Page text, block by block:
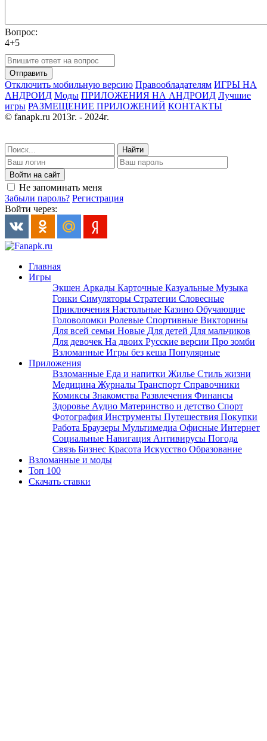
Вопрос:
4+5
Отправить
Отключить мобильную версию Правообладателям ИГРЫ НА
АНДРОИД Моды ПРИЛОЖЕНИЯ НА АНДРОИД Лучшие
игры РАЗМЕЩЕНИЕ ПРИЛОЖЕНИЙ КОНТАКТЫ
© fanapk.ru 2013г. - 2024г.
Найти
Войти на сайт
Не запоминать меня
Забыли пароль? Регистрация
Войти через:
Главная
Игры
Экшен Аркады Карточные Казуальные Музыка
Гонки Симуляторы Стратегии Словесные
Приключения Настольные Казино Обучающие
Головоломки Ролевые Спортивные Викторины
Для всей семьи Новые Для детей Для мальчиков
Для девочек На двоих Русские версии Про зомби
Взломанные Игры без кеша Популярные
Приложения
Взломанные Еда и напитки Жилье Стиль жизни
Медицина Журналы Транспорт Справочники
Комиксы Знакомства Развлечения Финансы
Здоровье Аудио Материнство и детство Спорт
Фотография Инструменты Путешествия Покупки
Работа Браузеры Мультимедиа Офисные Интернет
Социальные Навигация Антивирусы Погода
Связь Бизнес Красота Искусство Образование
Взломанные и моды
Топ 100
Скачать ставки